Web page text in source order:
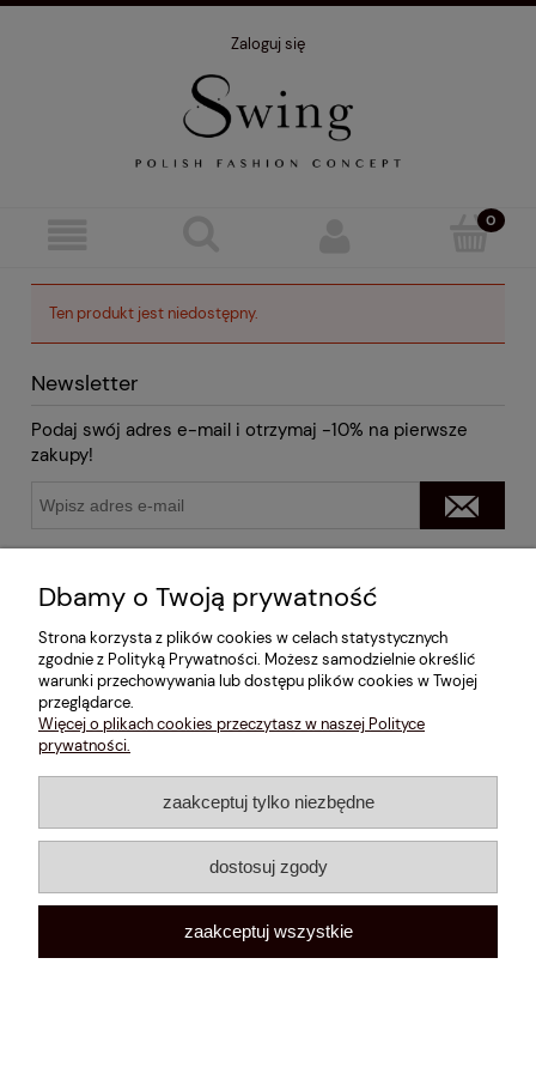
Zaloguj się
Ten produkt jest niedostępny.
Newsletter
Podaj swój adres e-mail i otrzymaj -10% na pierwsze
zakupy!
Informacje
Konto
Informacje o marce
InstagramFacebook
pokaż pełną wersję strony
Dbamy o Twoją prywatność
Strona korzysta z plików cookies w celach statystycznych
zgodnie z Polityką Prywatności. Możesz samodzielnie określić
warunki przechowywania lub dostępu plików cookies w Twojej
przeglądarce.
Więcej o plikach cookies przeczytasz w naszej Polityce
prywatności.
zaakceptuj tylko niezbędne
dostosuj zgody
zaakceptuj wszystkie